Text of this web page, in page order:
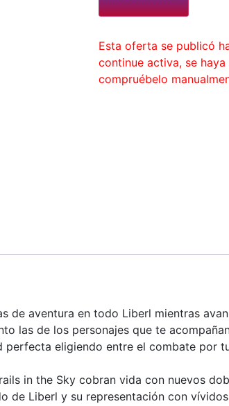
Esta oferta se publicó
continue activa, se
compruébelo
aventura en todo Liberl mientras
las de los personajes que te
perfecta eligiendo entre el combate por
in the Sky cobran vida con nuevos
de Liberl y su representación con